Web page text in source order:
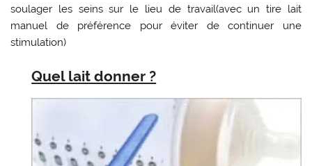
soulager les seins sur le lieu de travail(avec un tire lait
manuel de préférence pour éviter de continuer une
stimulation)
Quel lait donner ?